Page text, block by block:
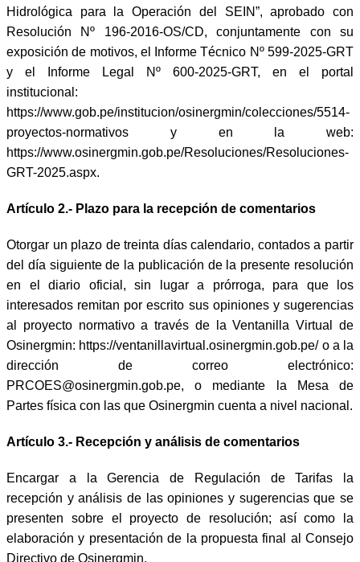
Hidrológica para la Operación del SEIN”, aprobado con
Resolución Nº 196-2016-OS/CD, conjuntamente con su
exposición de motivos, el Informe Técnico Nº 599-2025-GRT
y el Informe Legal Nº 600-2025-GRT, en el portal
institucional:
https://www.gob.pe/institucion/osinergmin/colecciones/5514-
proyectos-normativos y en la web:
https://www.osinergmin.gob.pe/Resoluciones/Resoluciones-
GRT-2025.aspx.
Artículo 2.- Plazo para la recepción de comentarios
Otorgar un plazo de treinta días calendario, contados a partir
del día siguiente de la publicación de la presente resolución
en el diario oficial, sin lugar a prórroga, para que los
interesados remitan por escrito sus opiniones y sugerencias
al proyecto normativo a través de la Ventanilla Virtual de
Osinergmin: https://ventanillavirtual.osinergmin.gob.pe/ o a la
dirección de correo electrónico:
PRCOES@osinergmin.gob.pe, o mediante la Mesa de
Partes física con las que Osinergmin cuenta a nivel nacional.
Artículo 3.- Recepción y análisis de comentarios
Encargar a la Gerencia de Regulación de Tarifas la
recepción y análisis de las opiniones y sugerencias que se
presenten sobre el proyecto de resolución; así como la
elaboración y presentación de la propuesta final al Consejo
Directivo de Osinergmin.